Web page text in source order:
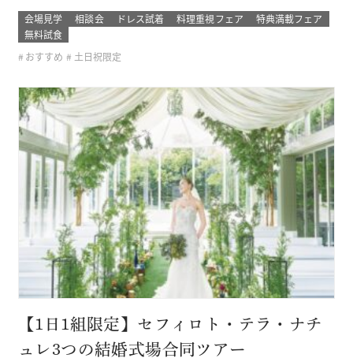
ポイント！ ブライダルデート楽しもう！ このフェアに含まれ
るコンテンツ SPECIAL BENEFITS HPからフェア予約された
ン…
会場見学 相談会 ドレス試着 料理重視フェア
特典満載フェア
無料試食
おすすめ
土日祝限定
【1日1組限定】セフィロト・テラ・ナチ
ュレ3つの結婚式場合同ツアー